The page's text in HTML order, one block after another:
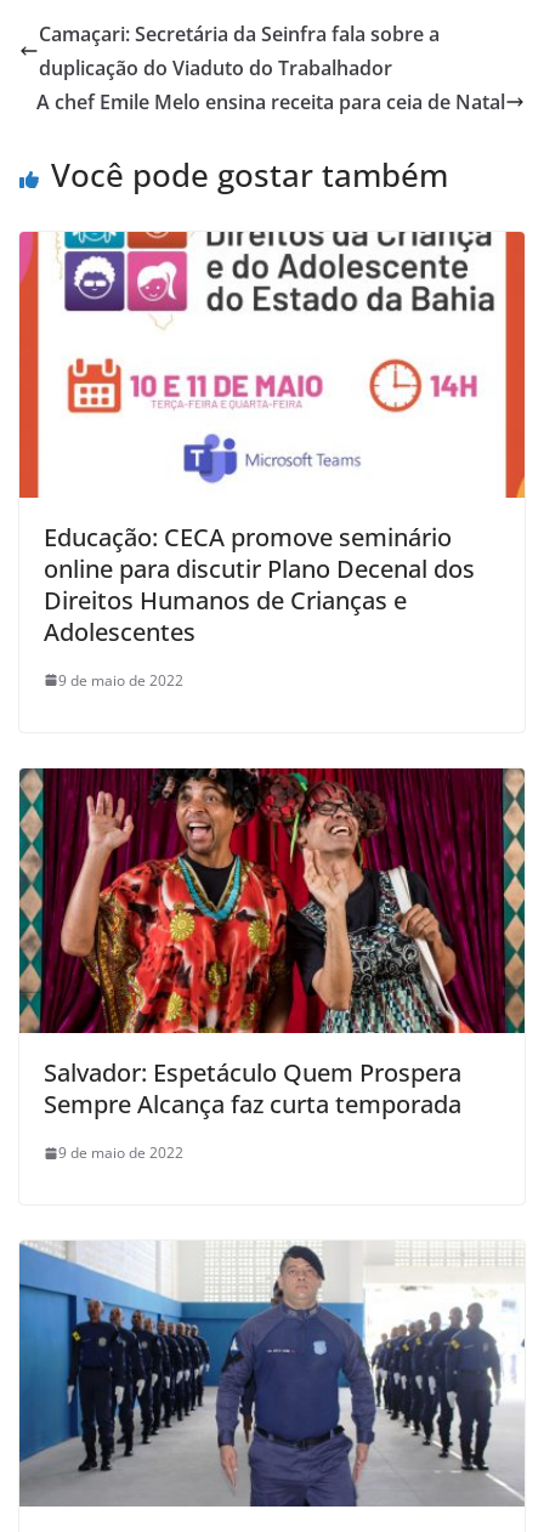
s
A
p
e
b
o
k
l e
Camaçari: Secretária da Seinfra fala sobre a
duplicação do Viaduto do Trabalhador
A chef Emile Melo ensina receita para ceia de Natal
Você pode gostar também
Educação: CECA promove seminário
online para discutir Plano Decenal dos
Direitos Humanos de Crianças e
Adolescentes
9 de maio de 2022
Salvador: Espetáculo Quem Prospera
Sempre Alcança faz curta temporada
9 de maio de 2022